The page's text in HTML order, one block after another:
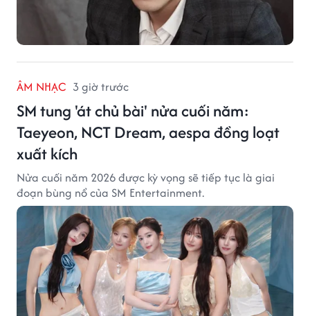
ÂM NHẠC 3 giờ trước
SM tung 'át chủ bài' nửa cuối năm:
Taeyeon, NCT Dream, aespa đồng loạt
xuất kích
Nửa cuối năm 2026 được kỳ vọng sẽ tiếp tục là giai
đoạn bùng nổ của SM Entertainment.